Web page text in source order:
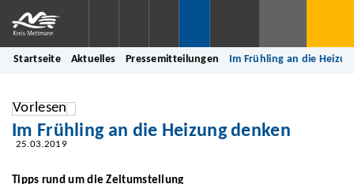
Startseite Aktuelles Pressemitteilungen Im Frühling an die
Vorlesen
Im Frühling an die Heizung denken
25.03.2019
Tipps rund um die Zeitumstellung